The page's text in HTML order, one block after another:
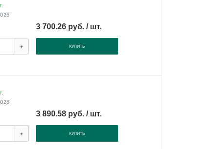
3 700.26 руб. / шт.
+ КУПИТЬ
3 890.58 руб. / шт.
+ КУПИТЬ